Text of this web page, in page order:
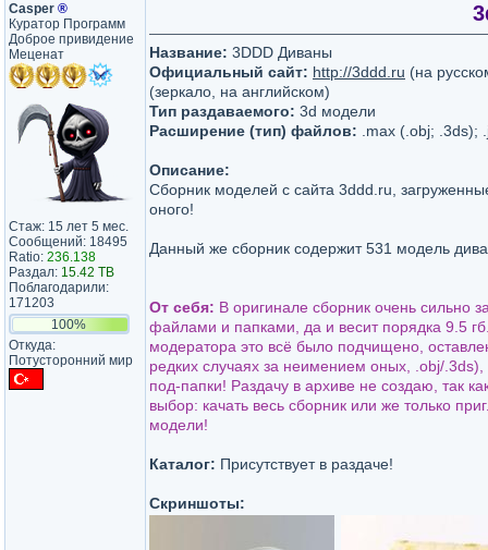
Casper ®
Куратор Программ
Доброе привидение
Меценат
Стаж: 15 лет 5 мес.
Сообщений: 18495
Ratio: 236.138
Раздал: 15.42 TB
Поблагодарили:
171203
100%
Откуда:
Потусторонний мир
Название: 3DDD Диваны
Официальный сайт: http://3ddd.ru (на
(зеркало, на английском)
Тип раздаваемого: 3d модели
Расширение (тип) файлов: .max (.obj; .3ds);
Описание:
Сборник моделей с сайта 3ddd.ru,
оного!
Данный же сборник содержит 531 модель
От себя: В оригинале сборник очень сильно
файлами и папками, да и весит порядка 9.5
модератора это всё было подчищено,
редких случаях за неимением оных, .obj/
под-папки! Раздачу в архиве не создаю, так
выбор: качать весь сборник или же только
модели!
Каталог: Присутствует в раздаче!
Скриншоты: